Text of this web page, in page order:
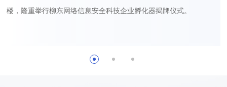
楼，隆重举行柳东网络信息安全科技企业孵化器揭牌仪式。